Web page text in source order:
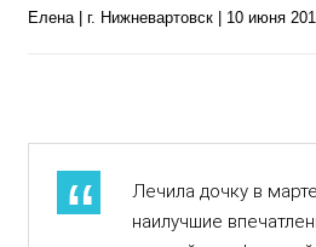
Елена | г. Нижневартовск | 10 июня
Лечила дочку в
наилучшие